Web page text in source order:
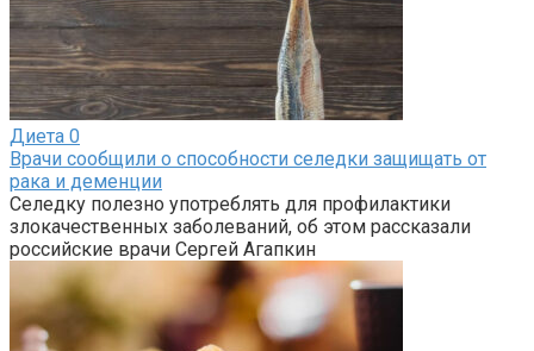
Диета 0
Врачи сообщили о способности селедки защищать от
рака и деменции
Селедку полезно употреблять для профилактики
злокачественных заболеваний, об этом рассказали
российские врачи Сергей Агапкин